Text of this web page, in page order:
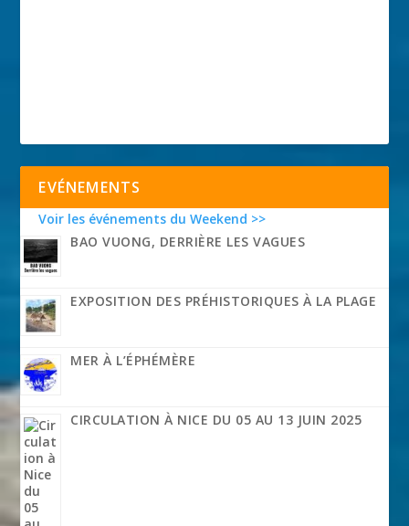
EVÉNEMENTS
Voir les événements du Weekend >>
BAO VUONG, DERRIÈRE LES VAGUES
EXPOSITION DES PRÉHISTORIQUES À LA PLAGE
MER À L’ÉPHÉMÈRE
CIRCULATION À NICE DU 05 AU 13 JUIN 2025